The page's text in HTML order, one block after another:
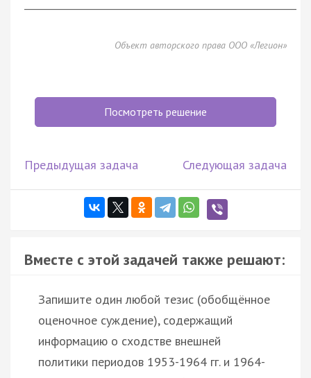
Объект авторского права ООО «Легион»
Посмотреть решение
Предыдущая задача Следующая задача
Вместе с этой задачей также решают:
Запишите один любой тезис (обобщённое
оценочное суждение), содержащий
информацию о сходстве внешней
политики периодов 1953-1964 гг. и 1964-